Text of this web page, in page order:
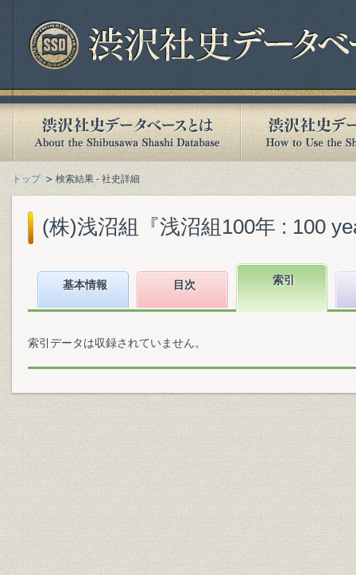
トップ 検索結果 - 社史詳細
(株)浅沼組『浅沼組100年 : 100
基本情報 目次 索引
索引データは収録されていません。